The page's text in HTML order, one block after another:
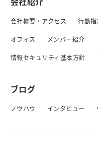
会社概要・アクセス 行動
オフィス メンバー紹介
情報セキュリティ基本方針
ブログ
ノウハウ インタビュー